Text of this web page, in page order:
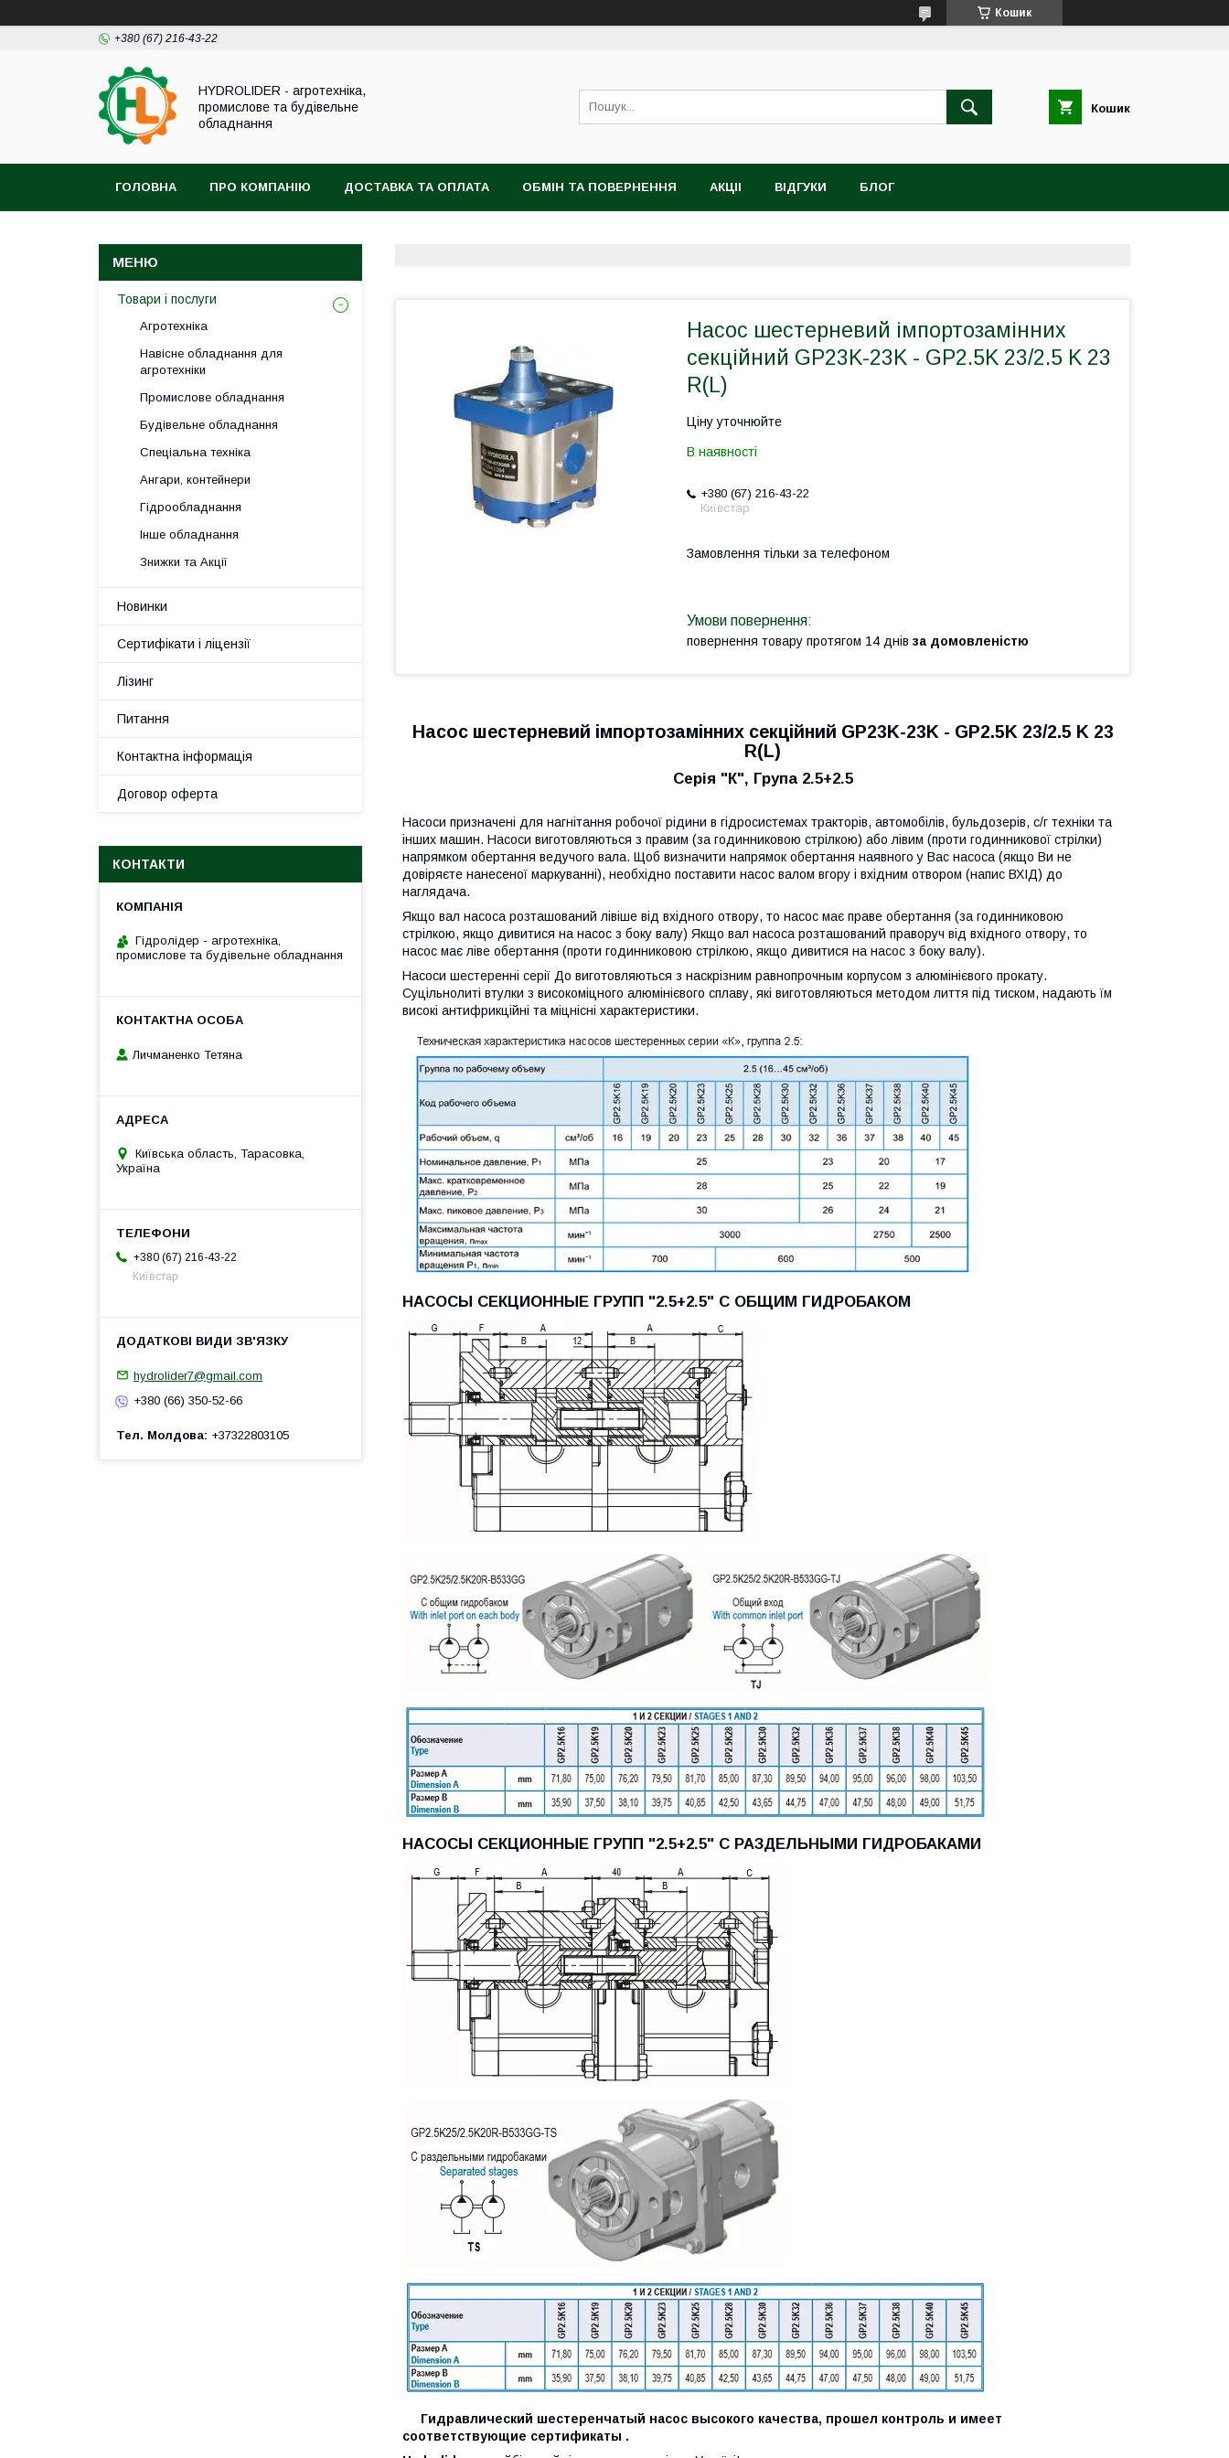
Кошик
+380 (67) 216-43-22
HYDROLIDER - агротехніка,
промислове та будівельне
обладнання
Кошик
ГОЛОВНА ПРО КОМПАНІЮ ДОСТАВКА ТА ОПЛАТА ОБМІН ТА ПОВЕРНЕННЯ АКЦІІ ВІДГУКИ БЛОГ
Насос шестерневий імпортозамінних
секційний GP23K-23K - GP2.5K 23/2.5 K 23
R(L)
Ціну уточнюйте
В наявності
+380 (67) 216-43-22
Київстар
Замовлення тільки за телефоном
повернення товару протягом 14 днів за домовленістю
Насос шестерневий імпортозамінних секційний GP23K-23K - GP2.5K 23/2.5 K 23
R(L)
Серія "К", Група 2.5+2.5
Насоси призначені для нагнітання робочої рідини в гідросистемах тракторів, автомобілів, бульдозерів, с/г техніки та
інших машин. Насоси виготовляються з правим (за годинниковою стрілкою) або лівим (проти годинникової стрілки)
напрямком обертання ведучого вала. Щоб визначити напрямок обертання наявного у Вас насоса (якщо Ви не
довіряєте нанесеної маркуванні), необхідно поставити насос валом вгору і вхідним отвором (напис ВХІД) до
наглядача.
Якщо вал насоса розташований лівіше від вхідного отвору, то насос має праве обертання (за годинниковою
стрілкою, якщо дивитися на насос з боку валу) Якщо вал насоса розташований праворуч від вхідного отвору, то
насос має ліве обертання (проти годинниковою стрілкою, якщо дивитися на насос з боку валу).
Насоси шестеренні серії До виготовляються з наскрізним равнопрочным корпусом з алюмінієвого прокату.
Суцільнолиті втулки з високоміцного алюмінієвого сплаву, які виготовляються методом лиття під тиском, надають їм
високі антифрикційні та міцнісні характеристики.
НАСОСЫ СЕКЦИОННЫЕ ГРУПП "2.5+2.5" С ОБЩИМ ГИДРОБАКОМ
НАСОСЫ СЕКЦИОННЫЕ ГРУПП "2.5+2.5" С РАЗДЕЛЬНЫМИ ГИДРОБАКАМИ
Гидравлический шестеренчатый насос высокого качества, прошел контроль и имеет
соответствующие сертификаты .
Товари і послуги
Агротехніка
Навісне обладнання для
агротехніки
Промислове обладнання
Будівельне обладнання
Спеціальна техніка
Ангари, контейнери
Гідрообладнання
Інше обладнання
Знижки та Акції
Новинки
Сертифікати і ліцензії
Лізинг
Питання
Контактна інформація
Договор оферта
КОНТАКТИ
Гідролідер - агротехніка,
промислове та будівельне обладнання
Личманенко Тетяна
Київська область, Тарасовка,
Україна
+380 (67) 216-43-22
Київстар
hydrolider7@gmail.com
+380 (66) 350-52-66
Тел. Молдова +37322803105